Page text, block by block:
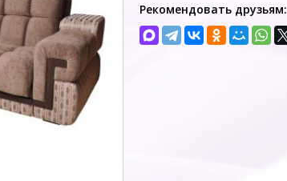
Рекомендовать друзьям: